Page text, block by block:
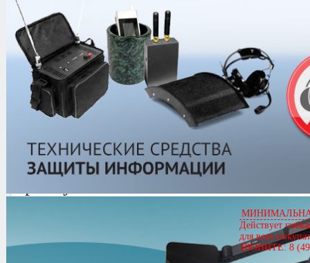
оборудование
Контроль доступа
Каталог/Поиск и выявление
Анализаторы проводных линий
ОТКЛИК-2
Кол-во
Действует
для всех
ЗВОНИТЕ: 8